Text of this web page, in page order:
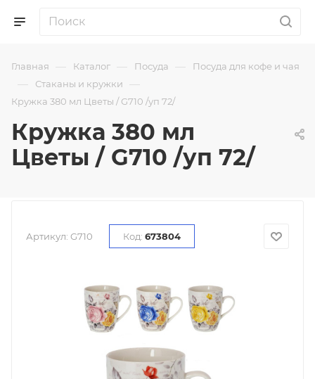
Главная — Каталог — Посуда — Посуда для кофе и чая
— Стаканы и кружки —
Кружка 380 мл Цветы / G710 /уп 72/
Кружка 380 мл
Цветы / G710 /уп 72/
Артикул: G710 Код: 673804